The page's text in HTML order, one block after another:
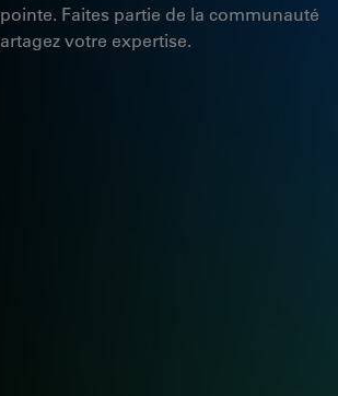
Faites partie de la communauté
votre expertise.